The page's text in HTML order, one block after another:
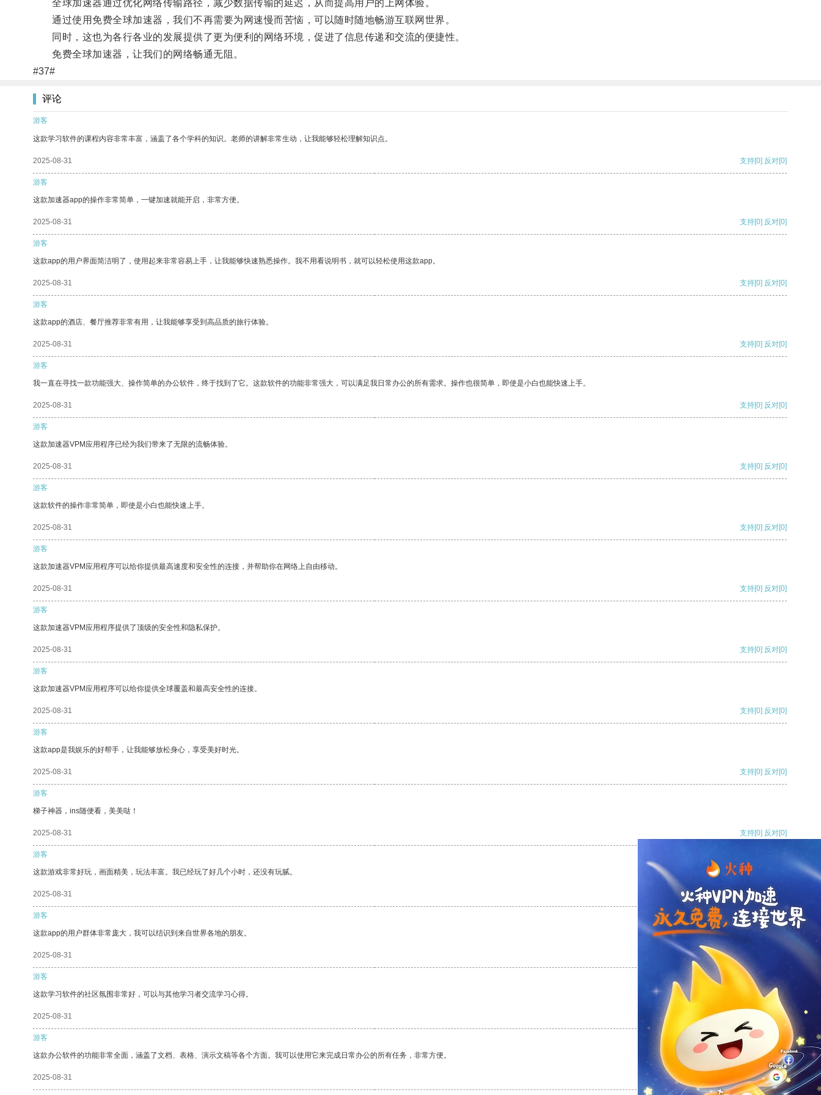
全球加速器通过优化网络传输路径，减少数据传输的延迟，从而提高用户的上网体验。
通过使用免费全球加速器，我们不再需要为网速慢而苦恼，可以随时随地畅游互联网世界。
同时，这也为各行各业的发展提供了更为便利的网络环境，促进了信息传递和交流的便捷性。
免费全球加速器，让我们的网络畅通无阻。
#37#
评论
游客
这款学习软件的课程内容非常丰富，涵盖了各个学科的知识。老师的讲解非常生动，让我能够轻松理解知识点。
2025-08-31 支持[0] 反对[0]
游客
这款加速器app的操作非常简单，一键加速就能开启，非常方便。
2025-08-31 支持[0] 反对[0]
游客
这款app的用户界面简洁明了，使用起来非常容易上手，让我能够快速熟悉操作。我不用看说明书，就可以轻松使用这款app。
2025-08-31 支持[0] 反对[0]
游客
这款app的酒店、餐厅推荐非常有用，让我能够享受到高品质的旅行体验。
2025-08-31 支持[0] 反对[0]
游客
我一直在寻找一款功能强大、操作简单的办公软件，终于找到了它。这款软件的功能非常强大，可以满足我日常办公的所有需求。操作也很简单，即使是小白也能快速上手。
2025-08-31 支持[0] 反对[0]
游客
这款加速器VPM应用程序已经为我们带来了无限的流畅体验。
2025-08-31 支持[0] 反对[0]
游客
这款软件的操作非常简单，即使是小白也能快速上手。
2025-08-31 支持[0] 反对[0]
游客
这款加速器VPM应用程序可以给你提供最高速度和安全性的连接，并帮助你在网络上自由移动。
2025-08-31 支持[0] 反对[0]
游客
这款加速器VPM应用程序提供了顶级的安全性和隐私保护。
2025-08-31 支持[0] 反对[0]
游客
这款加速器VPM应用程序可以给你提供全球覆盖和最高安全性的连接。
2025-08-31 支持[0] 反对[0]
游客
这款app是我娱乐的好帮手，让我能够放松身心，享受美好时光。
2025-08-31 支持[0] 反对[0]
游客
梯子神器，ins随便看，美美哒！
2025-08-31 支持[0] 反对[0]
游客
这款游戏非常好玩，画面精美，玩法丰富。我已经玩了好几个小时，还没有玩腻。
2025-08-31 支持[0] 反对
游客
这款app的用户群体非常庞大，我可以结识到来自世界各地的朋友。
2025-08-31 支持
游客
这款学习软件的社区氛围非常好，可以与其他学习者交流学习心得。
2025-08-31 反对 [0]
游客
这款办公软件的功能非常全面，涵盖了文档、表格、演示文稿等各个方面。我可以使用它来完成日常办公的所有任务，非常方便。
2025-08-31 支持[0] 反对[0]